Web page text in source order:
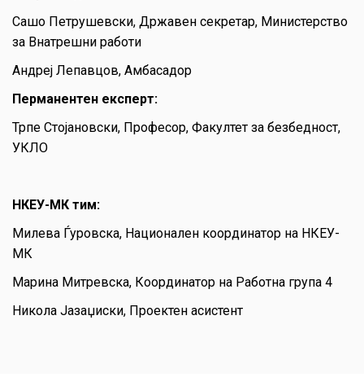
Сашо Петрушевски, Државен секретар, Министерство
за Внатрешни работи
Андреј Лепавцов, Амбасадор
Перманентен експерт:
Трпе Стојановски, Професор, Факултет за безбедност,
УКЛО
НКЕУ-МК тим:
Милева Ѓуровска, Национален координатор на НКЕУ-
МК
Марина Митревска, Координатор на Работна група 4
Никола Јазаџиски, Проектен асистент